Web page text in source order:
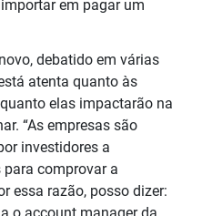
em pagar um
debatido em várias
atenta quanto às
elas impactarão na
“As empresas são
investidores a
comprovar a
essa razão, posso dizer:
o account manager da